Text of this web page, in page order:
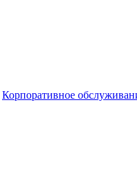
Корпоративное